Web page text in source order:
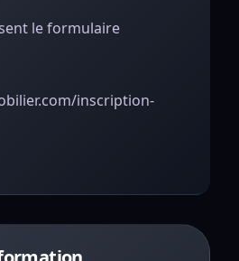
le formulaire
inscription-